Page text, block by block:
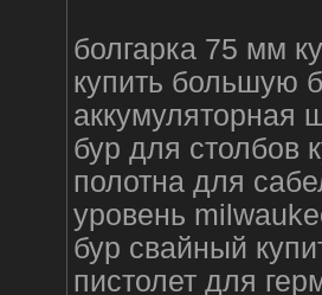
болгарка 75 мм
купить большую
бур для столбов
полотна для
уровень
бур свайный
пистолет для